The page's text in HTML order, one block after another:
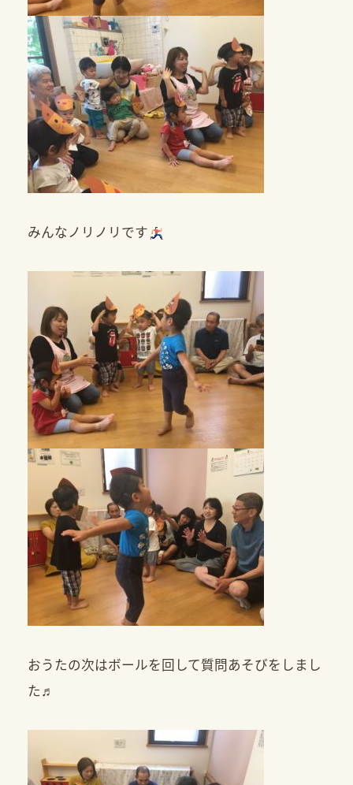
みんなノリノリです
おうたの次はボールを回して質問あそびをしまし
た♬